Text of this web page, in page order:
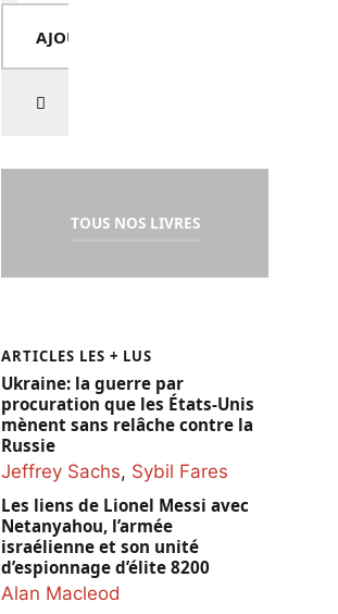
AJOUTER AU PANIER
TOUS NOS LIVRES
ARTICLES LES + LUS
Ukraine: la guerre par
procuration que les États-Unis
mènent sans relâche contre la
Russie
Jeffrey Sachs, Sybil Fares
Les liens de Lionel Messi avec
Netanyahou, l’armée
israélienne et son unité
d’espionnage d’élite 8200
Alan Macleod